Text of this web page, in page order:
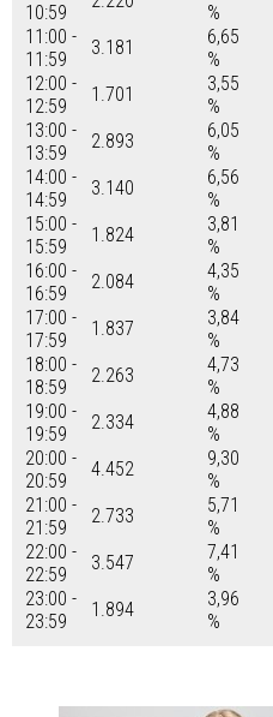
10:59
%
11:00 -
11:59
3.181
6,65
%
12:00 -
12:59
1.701
3,55
%
13:00 -
13:59
2.893
6,05
%
14:00 -
14:59
3.140
6,56
%
15:00 -
15:59
1.824
3,81
%
16:00 -
16:59
2.084
4,35
%
17:00 -
17:59
1.837
3,84
%
18:00 -
18:59
2.263
4,73
%
19:00 -
19:59
2.334
4,88
%
20:00 -
20:59
4.452
9,30
%
21:00 -
21:59
2.733
5,71
%
22:00 -
22:59
3.547
7,41
%
23:00 -
23:59
1.894
3,96
%